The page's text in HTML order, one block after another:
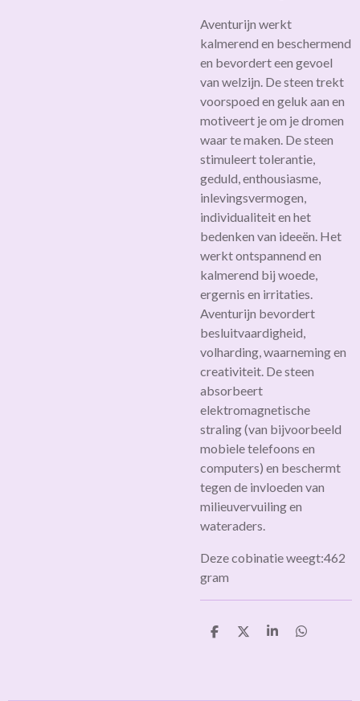
Aventurijn werkt
kalmerend en beschermend
en bevordert een gevoel
van welzijn. De steen trekt
voorspoed en geluk aan en
motiveert je om je dromen
waar te maken. De steen
stimuleert tolerantie,
geduld, enthousiasme,
inlevingsvermogen,
individualiteit en het
bedenken van ideeën. Het
werkt ontspannend en
kalmerend bij woede,
ergernis en irritaties.
Aventurijn bevordert
besluitvaardigheid,
volharding, waarneming en
creativiteit. De steen
absorbeert
elektromagnetische
straling (van bijvoorbeeld
mobiele telefoons en
computers) en beschermt
tegen de invloeden van
milieuvervuiling en
wateraders.
Deze cobinatie weegt:462
gram
D
D
S
D